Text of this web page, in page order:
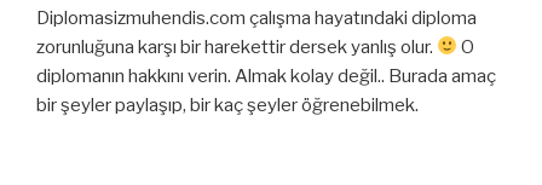
Diplomasizmuhendis.com çalışma hayatındaki diploma
zorunluğuna karşı bir harekettir dersek yanlış olur.
O
diplomanın hakkını verin. Almak kolay değil.. Burada amaç
bir şeyler paylaşıp, bir kaç şeyler öğrenebilmek.